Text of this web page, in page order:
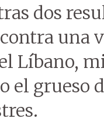
dos
una
Líbano,
el grueso